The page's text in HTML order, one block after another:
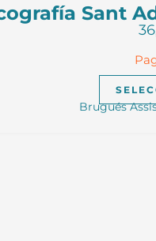
Sant
Brugués